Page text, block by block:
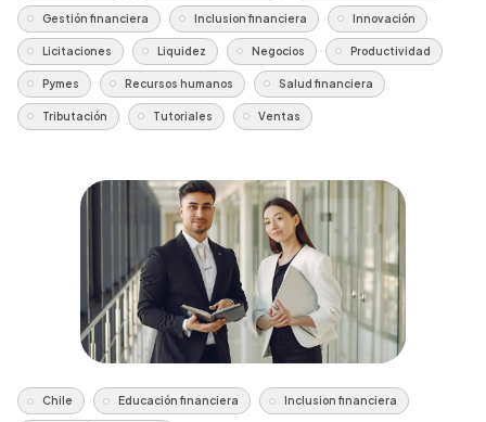
Gestión financiera Inclusion financiera Innovación
Licitaciones Liquidez Negocios Productividad
Pymes Recursos humanos Salud financiera
Tributación Tutoriales Ventas
Chile Educación financiera Inclusion financiera